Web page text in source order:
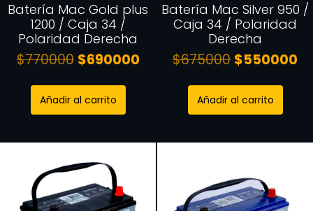
Batería Mac Gold plus
1200 / Caja 34 /
Polaridad Derecha
$770000 $690000
Añadir al carrito
Batería Mac Silver 950 /
Caja 34 / Polaridad
Derecha
$675000 $550000
Añadir al carrito